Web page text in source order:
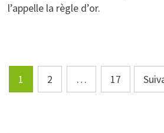
l’appelle la règle d’or.
Pagination
des
1 2 … 17